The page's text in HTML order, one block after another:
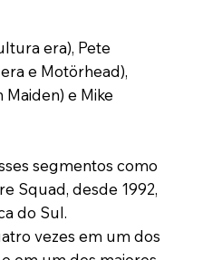
era), Pete
e Motörhead),
Maiden) e Mike
segmentos como
Squad, desde 1992,
do Sul.
vezes em um dos